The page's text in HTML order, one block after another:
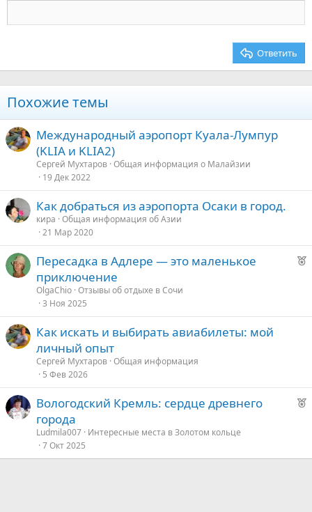
Ответить
Похожие темы
Международный аэропорт Куала-Лумпур
(KLIA и KLIA2)
Сергей Мухтаров Общая информация о Малайзии
19 Дек 2022
Как добраться из аэропорта Осаки в город.
кира Общая информация об Азии
21 Мар 2020
Р
е
Пересадка в Адлере — это маленькое
приключение
OlgaChio Отзывы об отдыхе в Сочи
3 Ноя 2025
Как искать и выбирать авиабилеты: мой
личный опыт
Сергей Мухтаров Общая информация
5 Фев 2026
Р
Вологодский Кремль: сердце древнего
города
Ludmila007 Интересные места в Золотом кольце
7 Окт 2025